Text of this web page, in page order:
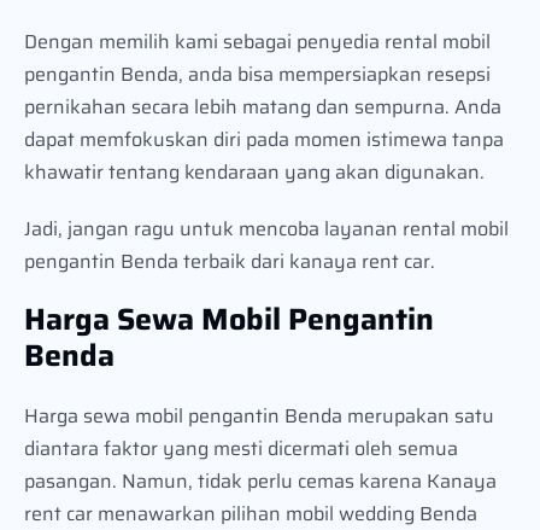
Dengan memilih kami sebagai penyedia rental mobil
pengantin Benda, anda bisa mempersiapkan resepsi
pernikahan secara lebih matang dan sempurna. Anda
dapat memfokuskan diri pada momen istimewa tanpa
khawatir tentang kendaraan yang akan digunakan.
Jadi, jangan ragu untuk mencoba layanan rental mobil
pengantin Benda terbaik dari kanaya rent car.
Harga Sewa Mobil Pengantin
Benda
Harga sewa mobil pengantin Benda merupakan satu
diantara faktor yang mesti dicermati oleh semua
pasangan. Namun, tidak perlu cemas karena Kanaya
rent car menawarkan pilihan mobil wedding Benda